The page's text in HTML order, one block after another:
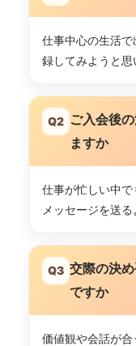
仕事中心の生活
録してみようと思
Q2 ご入会後
ますか
仕事が忙しい中
メッセージを送る
Q3 交際の決
ですか
価値観や会話が合